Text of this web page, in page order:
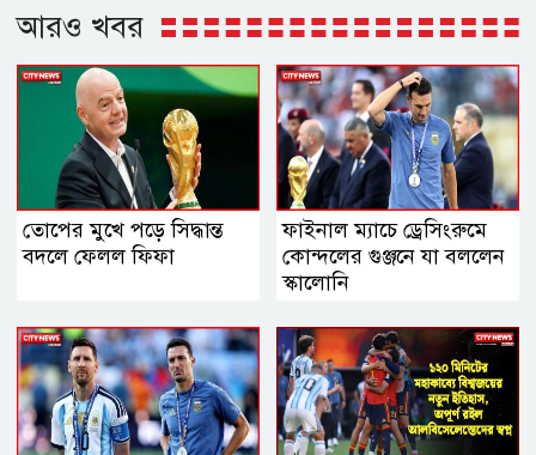
আরও খবর
তোপের মুখে পড়ে সিদ্ধান্ত
বদলে ফেলল ফিফা
ফাইনাল ম্যাচে ড্রেসিংরুমে
কোন্দলের গুঞ্জনে যা বললেন
স্কালোনি